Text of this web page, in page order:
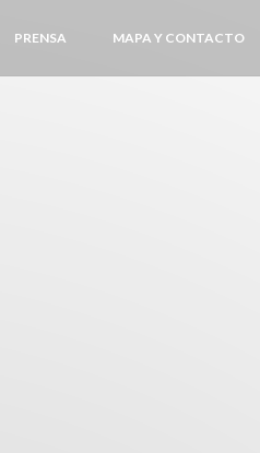
PRENSA ((ABRE EN UNA NUEVA
((ABRE EN UNA NUEVA
MAPA Y CONTACTO